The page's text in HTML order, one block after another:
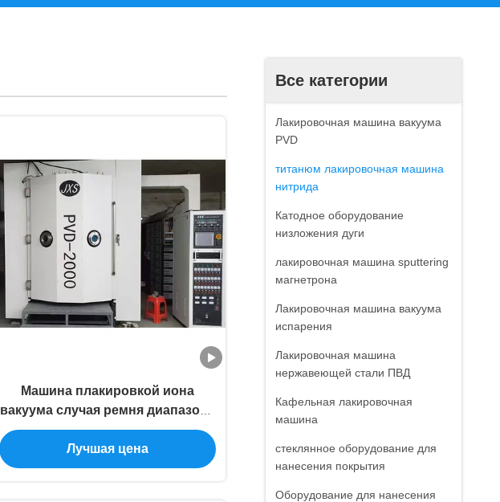
Все категории
Лакировочная машина вакуума
PVD
титанюм лакировочная машина
нитрида
Катодное оборудование
низложения дуги
лакировочная машина sputtering
магнетрона
Лакировочная машина вакуума
испарения
Лакировочная машина
нержавеющей стали ПВД
Кафельная лакировочная
машина
стеклянное оборудование для
нанесения покрытия
Оборудование для нанесения
Машина плакировкой иона
вакуума случая ремня диапазона
частей дозора нержавеющей
стали
Лучшая цена